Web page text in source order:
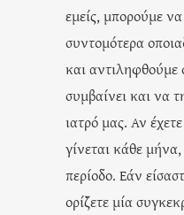
εμείς, μπορούμε
συντομότερα
και αντιληφθούμε
συμβαίνει και να
ιατρό μας. Αν
γίνεται κάθε
περίοδο. Εάν
ορίζετε μία